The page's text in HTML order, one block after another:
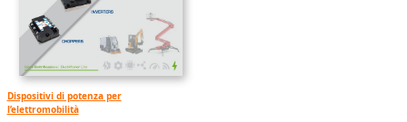
Dispositivi di potenza per
l’elettromobilità